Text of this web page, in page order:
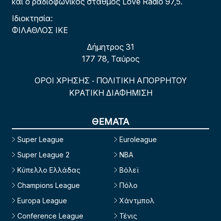
Ιδιοκτησία:
ΦΙΛΑΘΛΟΣ ΙΚΕ
Δήμητρος 31
177 78, Ταύρος
ΟΡΟΙ ΧΡΗΣΗΣ - ΠΟΛΙΤΙΚΗ ΑΠΟΡΡΗΤΟΥ
ΚΡΑΤΙΚΗ ΔΙΑΦΗΜΙΣΗ
ΘΕΜΑΤΑ
Super League
Super League 2
Κύπελλο Ελλάδας
Champions League
Europa League
Conference League
Euroleague
NBA
Βόλεϊ
Πόλο
Χάντμπολ
Τένις